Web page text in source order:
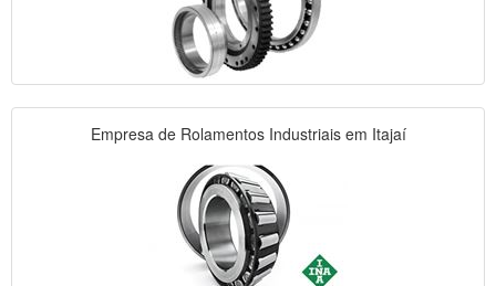
Empresa de Rolamentos Industriais em Itajaí